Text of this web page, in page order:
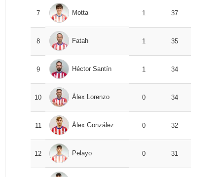
7 Motta 1 37
8 Fatah 1 35
9 Héctor Santín 1 34
10 Álex Lorenzo 0 34
11 Álex González 0 32
12 Pelayo 0 31